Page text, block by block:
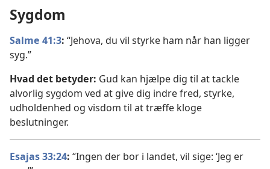
Sygdom
Salme 41:3: “Jehova, du vil styrke ham når han ligger
syg.”
Hvad det betyder: Gud kan hjælpe dig til at tackle
alvorlig sygdom ved at give dig indre fred, styrke,
udholdenhed og visdom til at træffe kloge
beslutninger.
Esajas 33:24: “Ingen der bor i landet, vil sige: ‘Jeg er